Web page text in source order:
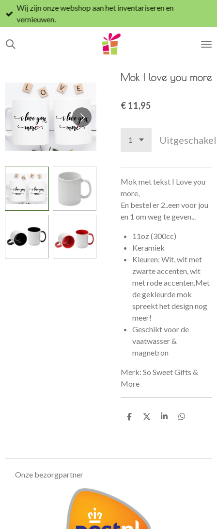
Ga
direct
de
Wij zijn onze webshop aan het inventariseren en
vernieuwen.
Mok I love you more
€ 11,95
Mok met tekst I Love you
more,
En bestel er 2..een voor jou
en 1 om weg te geven...
11oz (300cc)
Keramiek
Kleuren: Wit, wit met
zwarte accenten, wit
met rode accenten.Met
de gekleurde mok
spreekt het design nog
meer!
Geschikt voor de
vaatwasser &
magnetron
Merk: So Sweet Gifts &
More
D
D
S
D
Onze bezorgpartner